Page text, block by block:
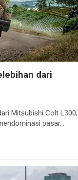
dari
Mitsubishi Colt L300,
pasar…